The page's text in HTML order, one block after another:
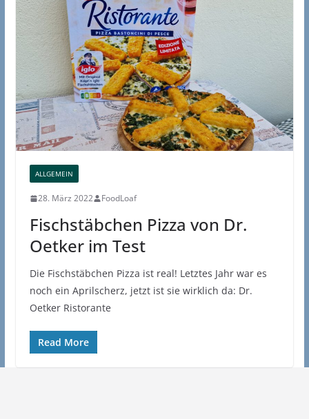
ALLGEMEIN
28. März 2022 FoodLoaf
Fischstäbchen Pizza von Dr.
Oetker im Test
Die Fischstäbchen Pizza ist real! Letztes Jahr war es
noch ein Aprilscherz, jetzt ist sie wirklich da: Dr.
Oetker Ristorante
Read More